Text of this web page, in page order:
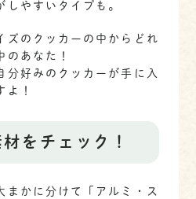
しやすいタイプも。
ズのクッカーの中からどれ
のあなた！
分好みのクッカーが手に入
よ！
をチェック！
まかに分けて「アルミ・ス